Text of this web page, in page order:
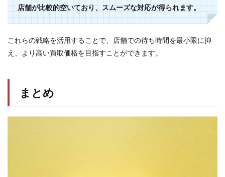
店舗が比較的空いており、スムーズな対応が得られます。
これらの戦略を活用することで、店舗での待ち時間を最小限に抑
え、より高い買取価格を目指すことができます。
まとめ